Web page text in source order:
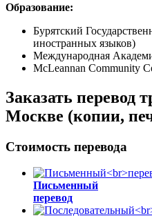
Образование:
Бурятский
иностранных языков)
Международная
McLeannan Community
Заказать перевод
Москве (копии,
Стоимость перевода
Письменный
перевод